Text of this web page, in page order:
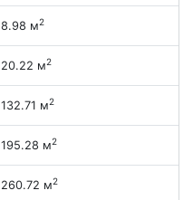
8.98 м2
20.22 м2
132.71 м2
195.28 м2
260.72 м2